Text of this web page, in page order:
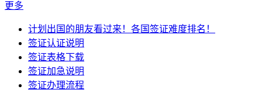
更多
计划出国的朋友看过来！各国签证难度排名！
签证认证说明
签证表格下载
签证加急说明
签证办理流程